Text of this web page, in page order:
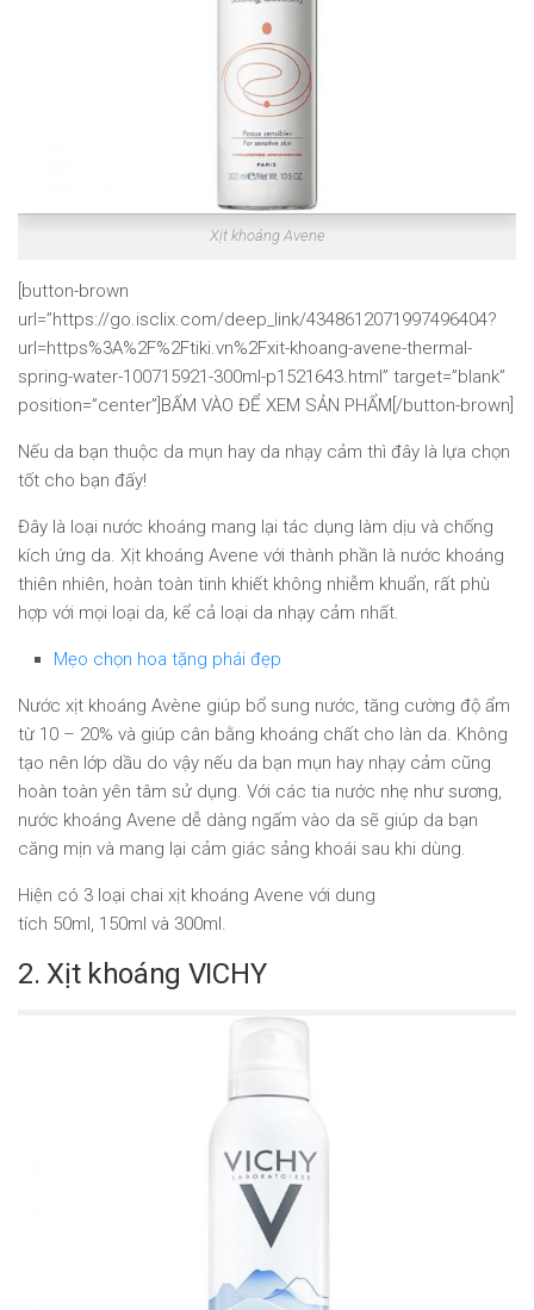
Xịt khoáng Avene
[button-brown
url=”https://go.isclix.com/deep_link/4348612071997496404?
url=https%3A%2F%2Ftiki.vn%2Fxit-khoang-avene-thermal-
spring-water-100715921-300ml-p1521643.html” target=”blank”
position=”center”]BẤM VÀO ĐỂ XEM SẢN PHẨM[/button-brown]
Nếu da bạn thuộc da mụn hay da nhạy cảm thì đây là lựa chọn
tốt cho bạn đấy!
Đây là loại nước khoáng mang lại tác dụng làm dịu và chống
kích ứng da. Xịt khoáng Avene với thành phần là nước khoáng
thiên nhiên, hoàn toàn tinh khiết không nhiễm khuẩn, rất phù
hợp với mọi loại da, kể cả loại da nhạy cảm nhất.
Mẹo chọn hoa tặng phái đẹp
Nước xịt khoáng Avène giúp bổ sung nước, tăng cường độ ẩm
từ 10 – 20% và giúp cân bằng khoáng chất cho làn da. Không
tạo nên lớp dầu do vậy nếu da bạn mụn hay nhạy cảm cũng
hoàn toàn yên tâm sử dụng. Với các tia nước nhẹ như sương,
nước khoáng Avene dễ dàng ngấm vào da sẽ giúp da bạn
căng mịn và mang lại cảm giác sảng khoái sau khi dùng.
Hiện có 3 loại chai xịt khoáng Avene với dung
tích 50ml, 150ml và 300ml.
2. Xịt khoáng VICHY